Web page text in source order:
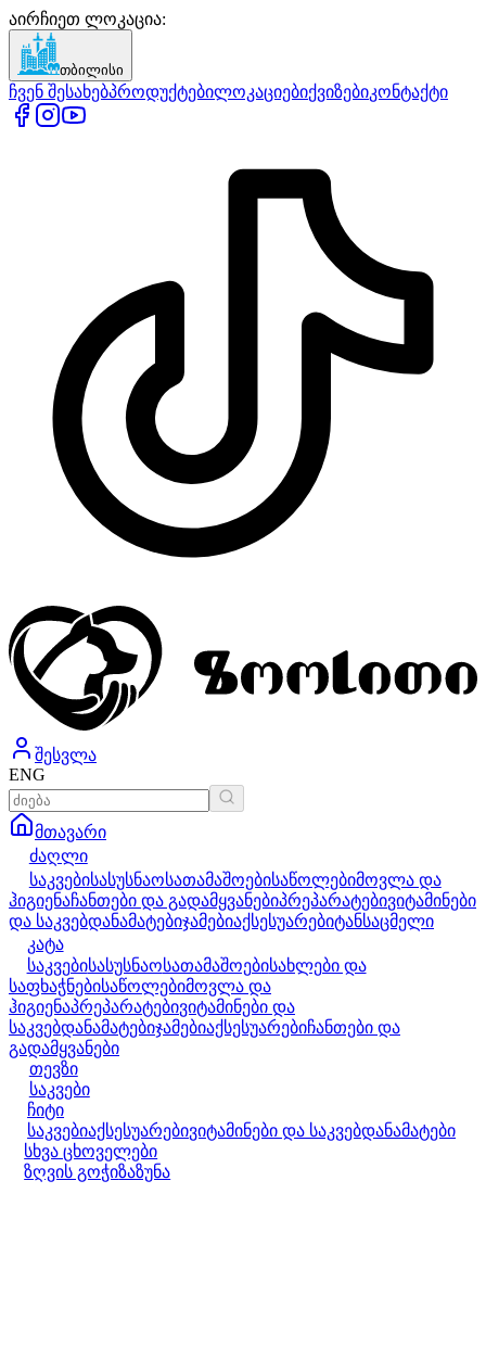
აირჩიეთ ლოკაცია:
თბილისი
ჩვენ შესახებპროდუქტებილოკაციებიქვიზებიკონტაქტი
შესვლა
ENG
მთავარი
ძაღლი
საკვებისასუსნაოსათამაშოებისაწოლებიმოვლა და
ჰიგიენაჩანთები და გადამყვანებიპრეპარატებივიტამინები
და საკვებდანამატებიჯამებიაქსესუარებიტანსაცმელი
კატა
საკვებისასუსნაოსათამაშოებისახლები და
საფხაჭნებისაწოლებიმოვლა და
ჰიგიენაპრეპარატებივიტამინები და
საკვებდანამატებიჯამებიაქსესუარებიჩანთები და
გადამყვანები
თევზი
საკვები
ჩიტი
საკვებიაქსესუარებივიტამინები და საკვებდანამატები
სხვა ცხოველები
ზღვის გოჭიზაზუნა